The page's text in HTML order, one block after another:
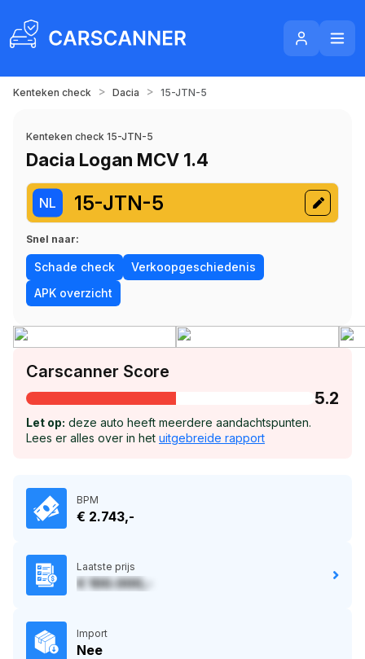
Kenteken check > Dacia > 15-JTN-5
Kenteken check 15-JTN-5
Dacia Logan MCV 1.4
NL 15-JTN-5
Snel naar:
Schade check
Verkoopgeschiedenis
APK overzicht
Carscanner Score
5.2
Let op: deze auto heeft meerdere aandachtspunten.
Lees er alles over in het uitgebreide rapport
BPM
€ 2.743,-
Laatste prijs
€ 100.000,-
Import
Nee